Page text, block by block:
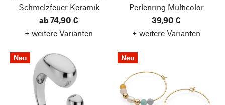
Schmelzfeuer Keramik
ab 74,90 €
+ weitere Varianten
Perlenring Multicolor
39,90 €
+ weitere Varianten
Neu Neu